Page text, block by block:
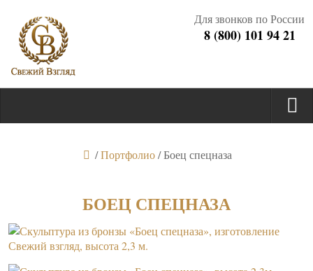
Для звонков по России
8 (800) 101 94 21
/Портфолио/Боец спецназа
БОЕЦ СПЕЦНАЗА